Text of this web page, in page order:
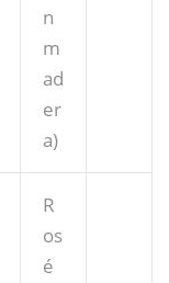
n
m
ad
er
a)
R
os
é